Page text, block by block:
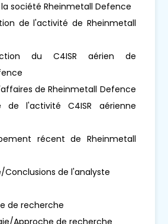
la société Rheinmetall Defence
de l'activité de Rheinmetall
du C4ISR aérien de
de Rheinmetall Defence
l'activité C4ISR aérienne
récent de Rheinmetall
Conclusions de l'analyste
de recherche